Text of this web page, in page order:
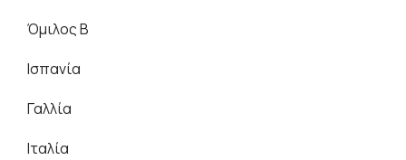
Όμιλος Β
Ισπανία
Γαλλία
Ιταλία